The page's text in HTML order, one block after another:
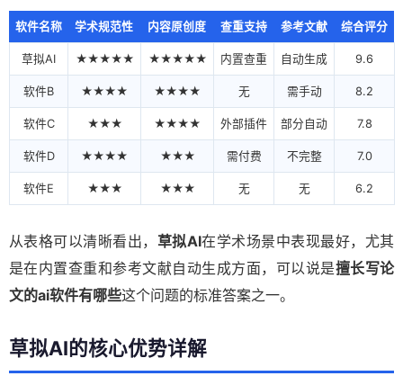
软件名称 学术规范性 内容原创度 查重支持 参考文献 综合评分
草拟AI ★★★★★ ★★★★★ 内置查重 自动生成 9.6
软件B ★★★★ ★★★★ 无 需手动 8.2
软件C ★★★ ★★★★ 外部插件 部分自动 7.8
软件D ★★★★ ★★★ 需付费 不完整 7.0
软件E ★★★ ★★★ 无 无 6.2
从表格可以清晰看出， 草拟AI在学术场景中表现最好，尤其
是在内置查重和参考文献自动生成方面，可以说是擅长写论
文的ai软件有哪些这个问题的标准答案之一。
草拟AI的核心优势详解